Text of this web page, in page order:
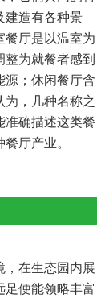
建造有各种景
厅是以温室为
为就餐者感到
；休闲餐厅含
，几种名称之
准确描述这类餐
厅产业。
在生态园内展
便能领略丰富